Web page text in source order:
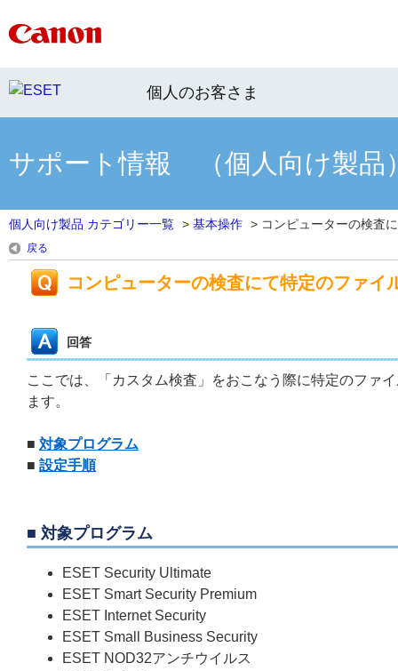
個人のお客さま
サポート情報 （個人向け製品
個人向け製品 カテゴリー一覧 > 基本操作 > コンピューターの検査
戻る
コンピューターの検査にて特定のファ
回答
ここでは、「カスタム検査」をおこなう際に特定のファ
ます。
■ 対象プログラム
■ 設定手順
■ 対象プログラム
ESET Security Ultimate
ESET Smart Security Premium
ESET Internet Security
ESET Small Business Security
ESET NOD32アンチウイルス